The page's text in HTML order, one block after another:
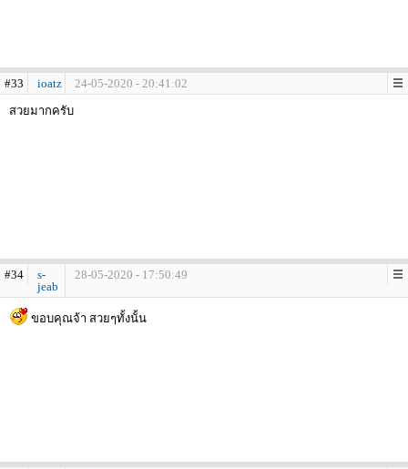
#33 ioatz
24-05-2020 - 20:41:02
สวยมากครับ
#34
s-
jeab
28-05-2020 - 17:50:49
ขอบคุณจ้า สวยๆทั้งนั้น